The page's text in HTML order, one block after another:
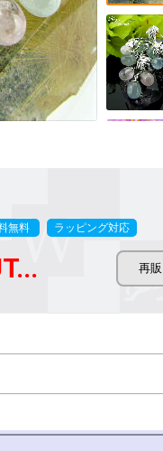
無料 ラッピング対応